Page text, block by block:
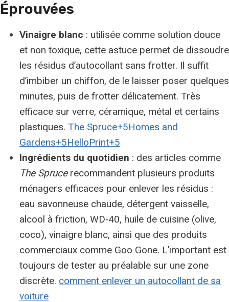
Éprouvées
Vinaigre blanc : utilisée comme solution douce
et non toxique, cette astuce permet de dissoudre
les résidus d’autocollant sans frotter. Il suffit
d’imbiber un chiffon, de le laisser poser quelques
minutes, puis de frotter délicatement. Très
efficace sur verre, céramique, métal et certains
plastiques. The Spruce+5Homes and
Gardens+5HelloPrint+5
Ingrédients du quotidien : des articles comme
The Sprucerecommandent plusieurs produits
ménagers efficaces pour enlever les résidus :
eau savonneuse chaude, détergent vaisselle,
alcool à friction, WD‑40, huile de cuisine (olive,
coco), vinaigre blanc, ainsi que des produits
commerciaux comme Goo Gone. L’important est
toujours de tester au préalable sur une zone
discrète. comment enlever un autocollant de sa
voiture